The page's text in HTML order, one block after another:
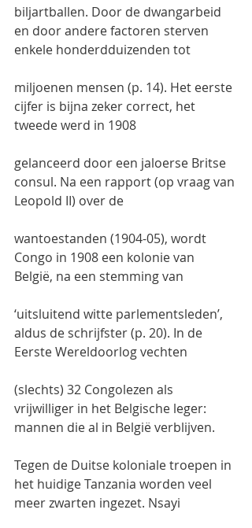
biljartballen. Door de dwangarbeid
en door andere factoren sterven
enkele honderdduizenden tot
miljoenen mensen (p. 14). Het eerste
cijfer is bijna zeker correct, het
tweede werd in 1908
gelanceerd door een jaloerse Britse
consul. Na een rapport (op vraag van
Leopold II) over de
wantoestanden (1904-05), wordt
Congo in 1908 een kolonie van
België, na een stemming van
‘uitsluitend witte parlementsleden’,
aldus de schrijfster (p. 20). In de
Eerste Wereldoorlog vechten
(slechts) 32 Congolezen als
vrijwilliger in het Belgische leger:
mannen die al in België verblijven.
Tegen de Duitse koloniale troepen in
het huidige Tanzania worden veel
meer zwarten ingezet. Nsayi